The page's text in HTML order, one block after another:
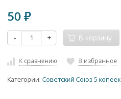
50 ₽
- + В корзину
К сравнению В избранное
Категории: Советский Союз 5 копеек